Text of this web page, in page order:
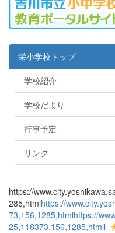
栄小学校トップ
学校紹介
学校だより
行事予定
リンク
https://
285,htmlhttps://
73,156,1285,htmlhttps://
25,118373,156,1285,htmll